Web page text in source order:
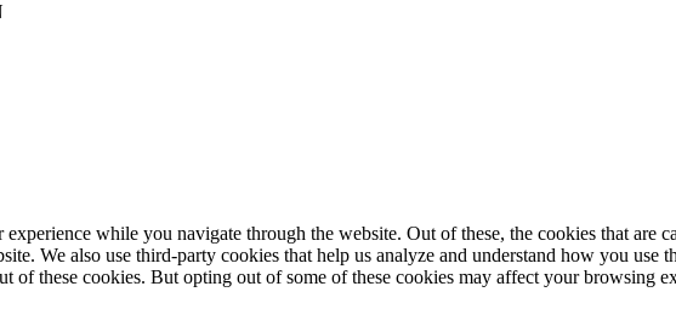
while you navigate through the website. Out of these, the cookies that are
We also use third-party cookies that help us analyze and understand how you
of these cookies. But opting out of some of these cookies may affect your browsing